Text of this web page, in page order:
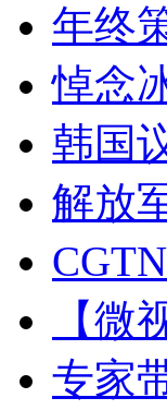
年终
悼念
韩国
解放
【
专家